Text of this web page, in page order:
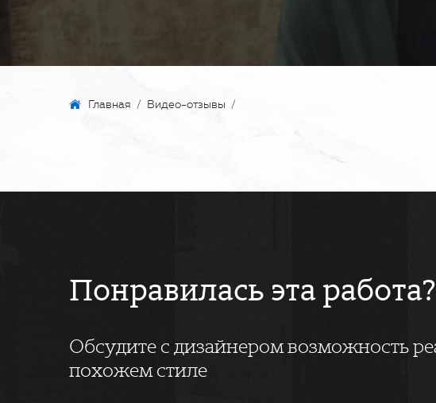
Главная / Видео-отзывы /
Понравилась эта работа?
Обсудите с дизайнером возможность
похожем стиле